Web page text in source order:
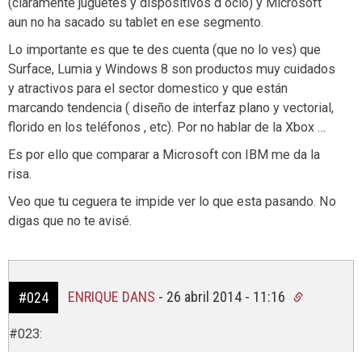
aun no ha sacado su tablet en ese segmento.
Lo importante es que te des cuenta (que no lo ves) que
Surface, Lumia y Windows 8 son productos muy cuidados
y atractivos para el sector domestico y que están
marcando tendencia ( diseño de interfaz plano y vectorial,
florido en los teléfonos , etc). Por no hablar de la Xbox …
Es por ello que comparar a Microsoft con IBM me da la
risa.
Veo que tu ceguera te impide ver lo que esta pasando. No
digas que no te avisé.
#024 ENRIQUE DANS - 26 abril 2014 - 11:16
#023: